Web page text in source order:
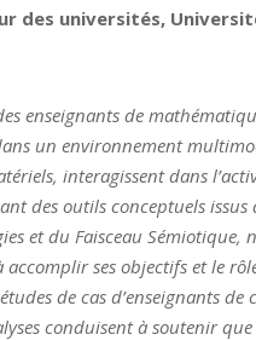
des universités,
enseignants de
un environnement
interagissent dans
des outils conceptuels
et du Faisceau
ses objectifs et le
de cas d’enseignants
conduisent à soutenir